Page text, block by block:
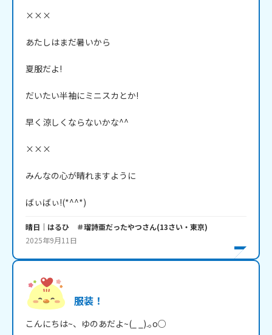
×××
あたしはまだ暑いから
夏服だよ!
だいたい半袖にミニスカとか!
早く涼しくならないかな^^
×××
みんなの心が晴れますように
ばぃばぃ!(*^^*)
晴日｜はるひ ＃瑠詩亜だったやつさん(13さい・ 東京)
2025年9月11日
服装！
こんにちは~、ゆのあだよ~(_ _).｡o○